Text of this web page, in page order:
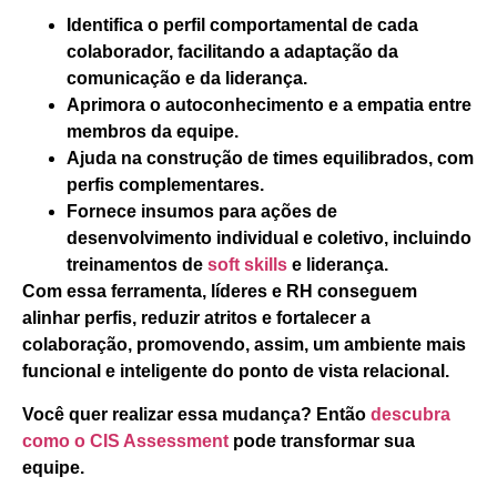
Identifica o perfil comportamental de cada
colaborador, facilitando a adaptação da
comunicação e da liderança.
Aprimora o autoconhecimento e a empatia entre
membros da equipe.
Ajuda na construção de times equilibrados, com
perfis complementares.
Fornece insumos para ações de
desenvolvimento individual e coletivo, incluindo
treinamentos de soft skills e liderança.
Com essa ferramenta, líderes e RH conseguem
alinhar perfis, reduzir atritos e fortalecer a
colaboração, promovendo, assim, um ambiente mais
funcional e inteligente do ponto de vista relacional.
Você quer realizar essa mudança? Então descubra
como o CIS Assessment pode transformar sua
equipe.